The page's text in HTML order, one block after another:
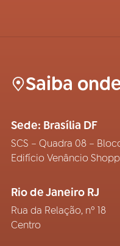
Saiba
Sede: Brasília DF
SCS – Quadra 08 –
Edifício Venâncio
Rio de Janeiro RJ
Rua da Relação, nº 18
Centro